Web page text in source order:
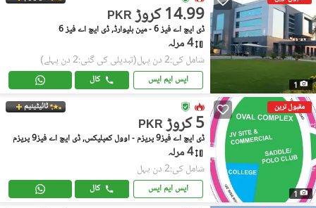
1
PKR 14.99 کروڑ
ڈی ایچ اے فیز 6 - مین بلیوارڈ, ڈی ایچ اے فیز 6
4 مرلہ
شامل کی:2 دن پہل (تبدیلی کی گئی:2 دن پہلے)
ایس ایم ایس کال
مقبول ترین
1
ٹائیٹینیم
PKR 5 کروڑ
ڈی ایچ اے فیز9 پریزم - اوول کمپلیکس, ڈی ایچ اے فیز9 پریزم
4 مرلہ
شامل کی:2 دن پہل
ایس ایم ایس کال